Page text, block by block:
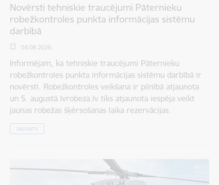
Novērsti tehniskie traucējumi Pāternieku
robežkontroles punkta informācijas sistēmu
darbībā
04.08.2026.
Informējam, ka tehniskie traucējumi Pāternieku
robežkontroles punkta informācijas sistēmu darbībā ir
novērsti. Robežkontroles veikšana ir pilnībā atjaunota
un 5. augustā lvrobeza.lv tiks atjaunota iespēja veikt
jaunas robežas šķērsošanas laika rezervācijas.
Jaunumi